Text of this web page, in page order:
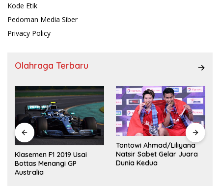
Kode Etik
Pedoman Media Siber
Privacy Policy
Olahraga Terbaru
Klasemen F1 2019 Usai
Bottas Menangi GP
Australia
Tontowi Ahmad/Liliyana
Natsir Sabet Gelar Juara
Dunia Kedua